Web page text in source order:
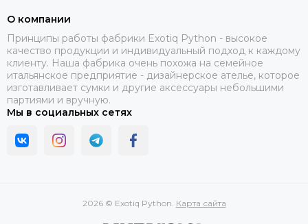
О компании
Принципы работы фабрики Exotiq Python - высокое
качество продукции и индивидуальный подход к каждому
клиенту. Наша фабрика очень похожа на семейное
итальянское предприятие - дизайнерское ателье, которое
изготавливает сумки и другие аксессуары небольшими
партиями и вручную.
Мы в социальных сетях
2026 © Exotiq Python. Карта сайта